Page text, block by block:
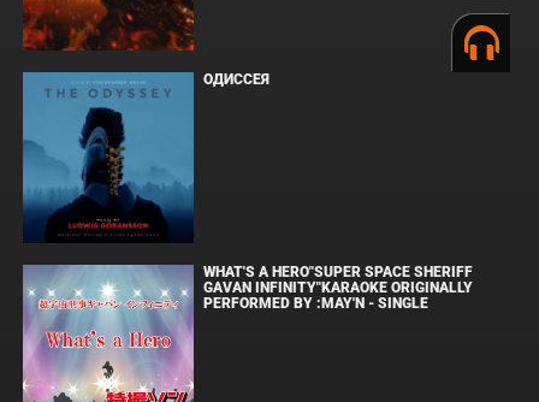
ОДИССЕЯ
WHAT'S A HERO"SUPER SPACE SHERIFF
GAVAN INFINITY"KARAOKE ORIGINALLY
PERFORMED BY :MAY'N - SINGLE